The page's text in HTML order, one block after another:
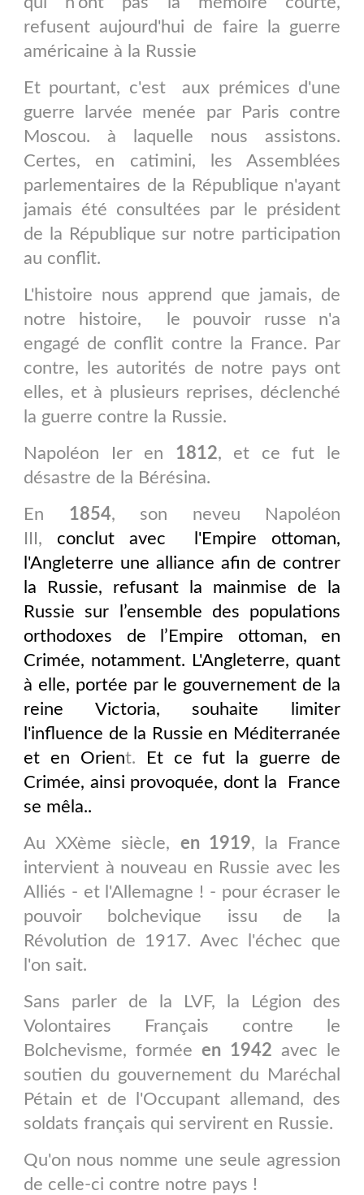
refusent aujourd'hui de faire la guerre
américaine à la Russie
Et pourtant, c'est aux prémices d'une
guerre larvée menée par Paris contre
Moscou. à laquelle nous assistons.
Certes, en catimini, les Assemblées
parlementaires de la République n'ayant
jamais été consultées par le président
de la République sur notre participation
au conflit.
L'histoire nous apprend que jamais, de
notre histoire, le pouvoir russe n'a
engagé de conflit contre la France. Par
contre, les autorités de notre pays ont
elles, et à plusieurs reprises, déclenché
la guerre contre la Russie.
Napoléon Ier en 1812, et ce fut le
désastre de la Bérésina.
En 1854, son neveu Napoléon
III, conclut avec
l'Empire ottoman,
l'Angleterre une alliance afin de contrer
la Russie, refusant la mainmise de la
Russie sur l’ensemble des populations
orthodoxes de l’Empire ottoman, en
Crimée, notamment. L'Angleterre, quant
à elle, portée par le gouvernement de la
reine Victoria, souhaite limiter
l'influence de la Russie en Méditerranée
et en Orient.
Et ce fut la guerre de
Crimée, ainsi provoquée, dont la France
se mêla..
Au XXème siècle, en 1919, la France
intervient à nouveau en Russie avec les
Alliés - et l'Allemagne ! - pour écraser le
pouvoir bolchevique issu de la
Révolution de 1917. Avec l'échec que
l'on sait.
Sans parler de la LVF, la Légion des
Volontaires Français contre le
Bolchevisme, formée en 1942 avec le
soutien du gouvernement du Maréchal
Pétain et de l'Occupant allemand, des
soldats français qui servirent en Russie.
Qu'on nous nomme une seule agression
de celle-ci contre notre pays !